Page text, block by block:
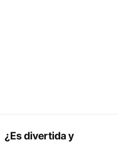
¿Es divertida y